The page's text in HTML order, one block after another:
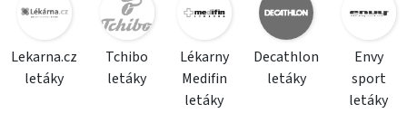
Lekarna.cz
letáky
Tchibo
letáky
Lékarny
Medifin
letáky
Decathlon
letáky
Envy
sport
letáky